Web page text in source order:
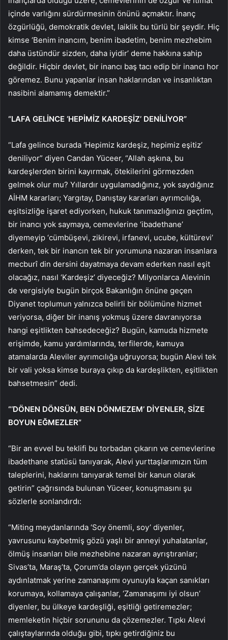
içinde varlığını sürdürmesinin önünü açmaktır. İnanç
özgürlüğü, demokratik devlet, laiklik bu türlü bir şeydir. Hiç
kimse ‘Benim inancım, benim ibadetim, benim mezhebim
daha üstündür sizden, daha iyidir’ deme hakkına sahip
değildir. Hiçbir devlet, bir inancı baş tacı edip bir inancı hor
göremez. Bunu yapanlar insan haklarından ve insanlıktan
nasibini alamamış demektir.”
“LAFA GELİNCE ‘HEPİMİZ KARDEŞİZ’ DENİLİYOR”
“Lafa gelince burada ‘Hepimiz kardeşiz, hepimiz eşitiz’
deniliyor” diyen Candan Yüceer, “Allah aşkına, bu
kardeşlerden birini kayırmak, ötekilerini görmezden
gelmek olur mu? Yıllardır uygulamadığınız, yok saydığınız
AİHM kararları; Yargıtay, Danıştay kararları ayrımcılığa,
eşitsizliğe işaret ediyorken, hukuk tanımazlığınızı geçtim,
bir inancı yok saymaya, cemevlerine ‘ibadethane’
diyemeyip ‘cümbüşevi, zikirevi, irfanevi, ucube, kültürevi’
derken, tek bir inancın tek bir yorumuna nazaran insanlara
mecburî din dersini dayatmaya devam ederken nasıl eşit
olacağız, nasıl ‘Kardeşiz’ diyeceğiz? Milyonlarca Alevinin
de vergisiyle bugün birçok Bakanlığın önüne geçen
Diyanet toplumun yalnızca belirli bir bölümüne hizmet
veriyorsa, diğer bir inanış yokmuş üzere davranıyorsa
hangi eşitlikten bahsedeceğiz? Bugün, kamuda hizmete
erişimde, kamu yardımlarında, terfilerde, kamuya
atamalarda Aleviler ayrımcılığa uğruyorsa; bugün Alevi tek
bir vali yoksa kimse buraya çıkıp da kardeşlikten, eşitlikten
bahsetmesin” dedi.
“‘DÖNEN DÖNSÜN, BEN DÖNMEZEM’ DİYENLER, SİZE
BOYUN EĞMEZLER”
“Bir an evvel bu teklifi bu torbadan çıkarın ve cemevlerine
ibadethane statüsü tanıyarak, Alevi yurttaşlarımızın tüm
taleplerini, haklarını tanıyarak temel bir kanun olarak
getirin” çağrısında bulunan Yüceer, konuşmasını şu
sözlerle sonlandırdı:
“Miting meydanlarında ‘Soy önemli, soy’ diyenler,
yavrusunu kaybetmiş gözü yaşlı bir anneyi yuhalatanlar,
ölmüş insanları bile mezhebine nazaran ayrıştıranlar;
Sivas’ta, Maraş’ta, Çorum’da olayın gerçek yüzünü
aydınlatmak yerine zamanaşımı oyunuyla kaçan sanıkları
korumaya, kollamaya çalışanlar, ‘Zamanaşımı iyi olsun’
diyenler, bu ülkeye kardeşliği, eşitliği getiremezler;
memleketin hiçbir sorununu da çözemezler. Tıpkı Alevi
çalıştaylarında olduğu gibi, tıpkı getirdiğiniz bu